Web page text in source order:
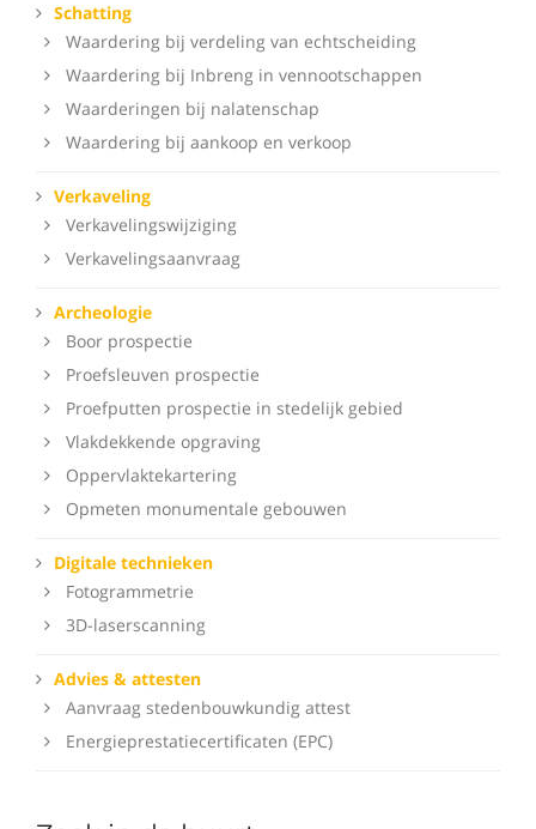
Schatting
Waardering bij verdeling van echtscheiding
Waardering bij Inbreng in vennootschappen
Waarderingen bij nalatenschap
Waardering bij aankoop en verkoop
Verkaveling
Verkavelingswijziging
Verkavelingsaanvraag
Archeologie
Boor prospectie
Proefsleuven prospectie
Proefputten prospectie in stedelijk gebied
Vlakdekkende opgraving
Oppervlaktekartering
Opmeten monumentale gebouwen
Digitale technieken
Fotogrammetrie
3D-laserscanning
Advies & attesten
Aanvraag stedenbouwkundig attest
Energieprestatiecertificaten (EPC)